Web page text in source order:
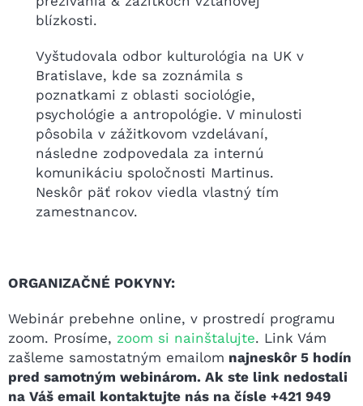
blízkosti.
Vyštudovala odbor kulturológia na UK v
Bratislave, kde sa zoznámila s
poznatkami z oblasti sociológie,
psychológie a antropológie. V minulosti
pôsobila v zážitkovom vzdelávaní,
následne zodpovedala za internú
komunikáciu spoločnosti Martinus.
Neskôr päť rokov viedla vlastný tím
zamestnancov.
ORGANIZAČNÉ POKYNY:
Webinár prebehne online, v prostredí programu
zoom. Prosíme, zoom si nainštalujte. Link Vám
zašleme samostatným emailom najneskôr 5 hodín
pred samotným webinárom. Ak ste link nedostali
na Váš email kontaktujte nás na čísle +421 949